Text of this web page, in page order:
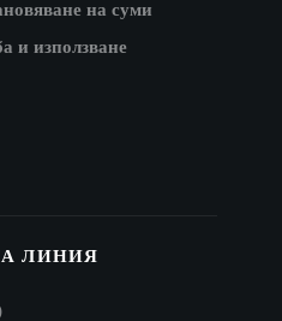
на суми
и използване
ЛИНИЯ